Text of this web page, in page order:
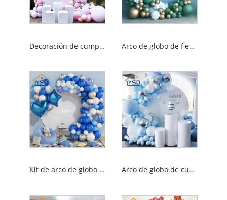
Decoración de cumpleaños de arco de globo Arco de globo de fiesta de la playa
Kit de arco de globo azul Arco de globo de cumpleaños azul